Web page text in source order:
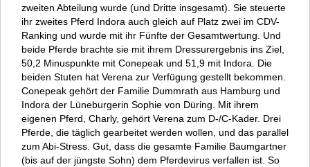
zweiten Abteilung wurde (und Dritte insgesamt). Sie steuerte
ihr zweites Pferd Indora auch gleich auf Platz zwei im CDV-
Ranking und wurde mit ihr Fünfte der Gesamtwertung. Und
beide Pferde brachte sie mit ihrem Dressurergebnis ins Ziel,
50,2 Minuspunkte mit Conepeak und 51,9 mit Indora. Die
beiden Stuten hat Verena zur Verfügung gestellt bekommen.
Conepeak gehört der Familie Dummrath aus Hamburg und
Indora der Lüneburgerin Sophie von Düring. Mit ihrem
eigenen Pferd, Charly, gehört Verena zum D-/C-Kader. Drei
Pferde, die täglich gearbeitet werden wollen, und das parallel
zum Abi-Stress. Gut, dass die gesamte Familie Baumgartner
(bis auf der jüngste Sohn) dem Pferdevirus verfallen ist. So